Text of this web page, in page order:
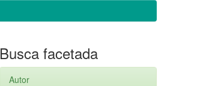
Busca facetada
Autor